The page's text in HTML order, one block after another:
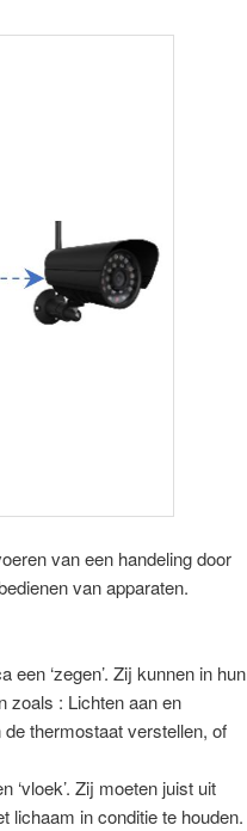
van een handeling door
van apparaten.
‘zegen’. Zij kunnen in hun
zoals : Lichten aan en
thermostaat verstellen, of
‘vloek’. Zij moeten juist uit
lichaam in conditie te houden.